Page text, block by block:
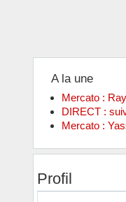
A la une
Mercato :
DIRECT :
Mercato :
Profil